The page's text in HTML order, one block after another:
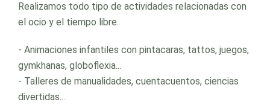
Realizamos todo tipo de actividades relacionadas con
el ocio y el tiempo libre.
- Animaciones infantiles con pintacaras, tattos, juegos,
gymkhanas, globoflexia...
- Talleres de manualidades, cuentacuentos, ciencias
divertidas...